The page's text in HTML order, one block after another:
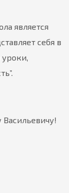
является
себя в